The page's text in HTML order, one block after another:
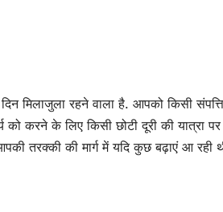
मिलाजुला रहने वाला है. आपको किसी
को करने के लिए किसी छोटी दूरी की यात्रा
तरक्की की मार्ग में यदि कुछ बढ़ाएं आ रही